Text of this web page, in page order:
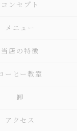
コンセプト
メニュー
当店の特徴
ーヒー教室
卸
アクセス